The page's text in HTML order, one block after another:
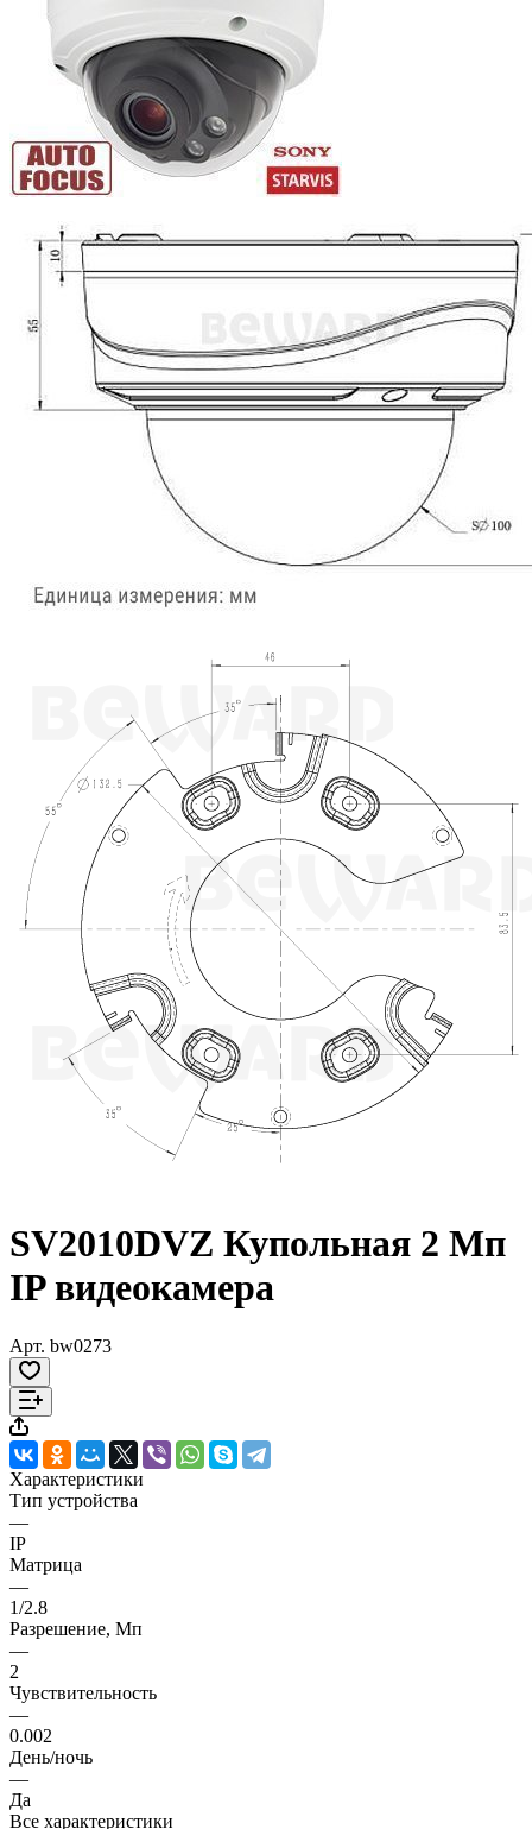
SV2010DVZ Купольная 2 Мп
IP видеокамера
Арт. bw0273
Характеристики
Тип устройства
—
IP
Матрица
—
1/2.8
Разрешение, Мп
—
2
Чувствительность
—
0.002
День/ночь
—
Да
Все характеристики